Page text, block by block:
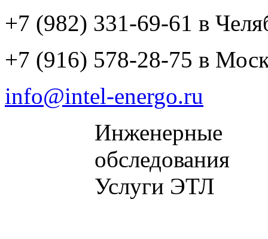
+7 (982) 331-69-61 в
+7 (916) 578-28-75 в
info@intel-energo.ru
Инженерные
обследования
Услуги ЭТЛ